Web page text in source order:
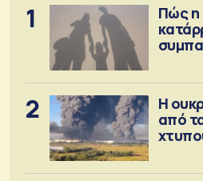
1
Πώς η
2
Η
από